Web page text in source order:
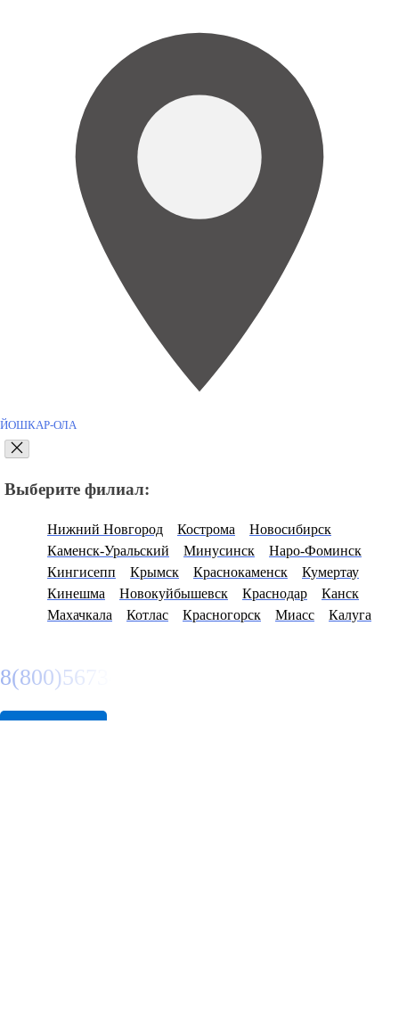
ЙОШКАР-ОЛА
Выберите филиал:
Нижний Новгород Кострома
Новосибирск
Каменск-Уральский
Минусинск
Наро-Фоминск
Кингисепп
Крымск Краснокаменск
Кумертау
Кинешма
Новокуйбышевск Краснодар
Канск
Махачкала
Котлас Красногорск Миасс Калуга
8(800)5673412